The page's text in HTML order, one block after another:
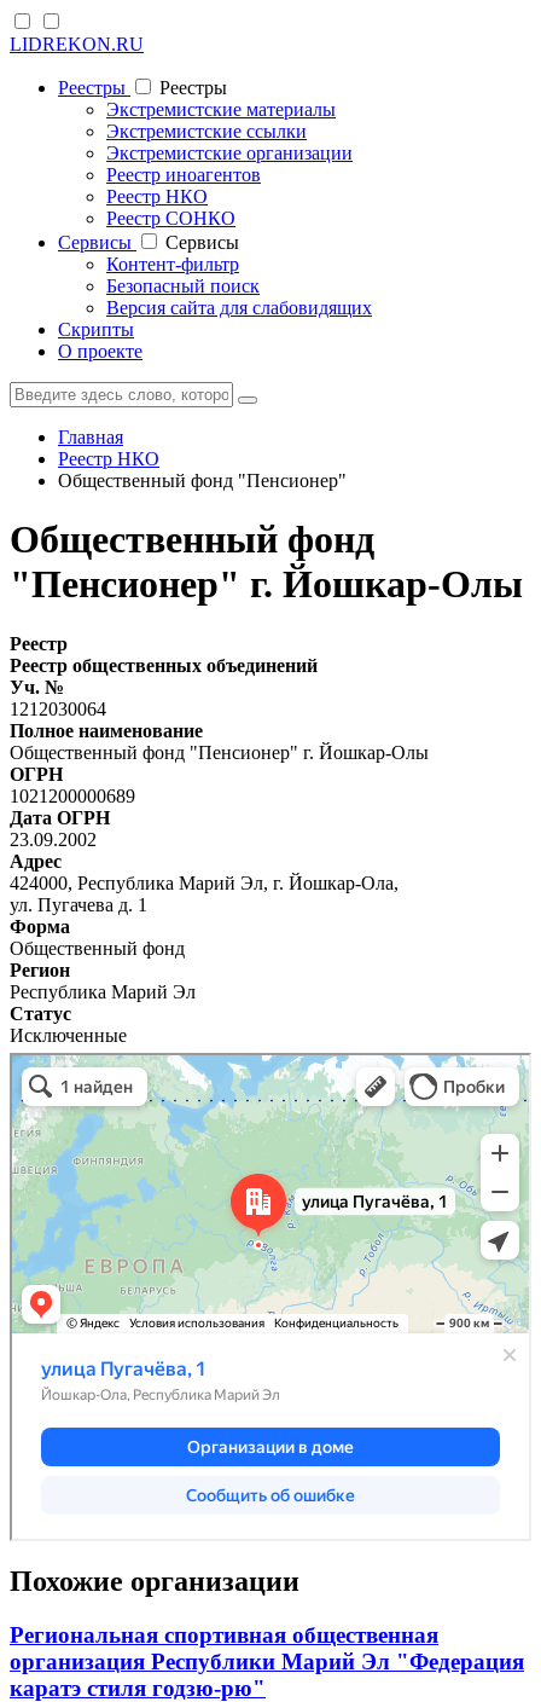
LIDREKON.RU
Реестры
Реестры
Экстремистские материалы
Экстремистские ссылки
Экстремистские организации
Реестр иноагентов
Реестр НКО
Реестр СОНКО
Cервисы
Cервисы
Контент-фильтр
Безопасный поиск
Версия сайта для слабовидящих
Скрипты
О проекте
Главная
Реестр НКО
Общественный фонд "Пенсионер"
Общественный фонд
"Пенсионер" г. Йошкар-Олы
Реестр
Реестр общественных объединений
Уч. №
1212030064
Полное наименование
Общественный фонд "Пенсионер" г. Йошкар-Олы
ОГРН
1021200000689
Дата ОГРН
23.09.2002
Адрес
424000, Республика Марий Эл, г. Йошкар-Ола,
ул. Пугачева д. 1
Форма
Общественный фонд
Регион
Республика Марий Эл
Статус
Исключенные
Похожие организации
Региональная спортивная общественная
организация Республики Марий Эл "Федерация
каратэ стиля годзю-рю"